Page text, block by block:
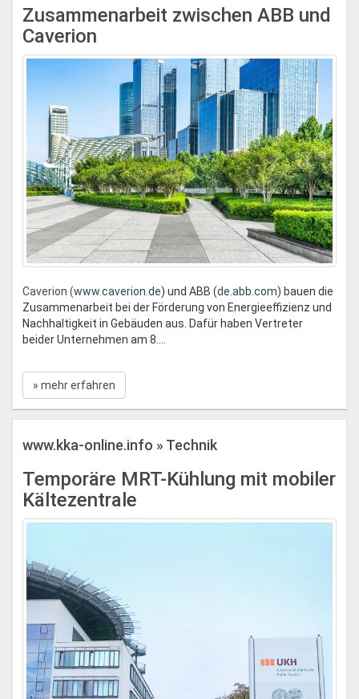
Zusammenarbeit zwischen ABB und
Caverion
Caverion (www.caverion.de) und ABB (de.abb.com) bauen die
Zusammenarbeit bei der Förderung von Energieeffizienz und
Nachhaltigkeit in Gebäuden aus. Dafür haben Vertreter
beider Unternehmen am 8....
» mehr erfahren
www.kka-online.info » Technik
Temporäre MRT-Kühlung mit mobiler
Kältezentrale